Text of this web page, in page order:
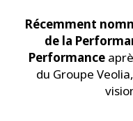
Récemment
de la
Performance
du Groupe